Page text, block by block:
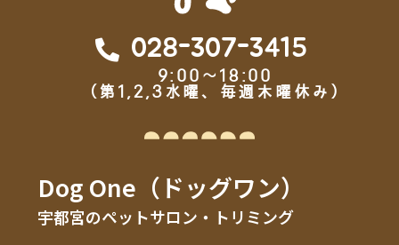
028-307-3415
9:00～18:00
（第1,2,3水曜、毎週木曜休み）
Dog One（ドッグワン）
宇都宮のペットサロン・トリミング